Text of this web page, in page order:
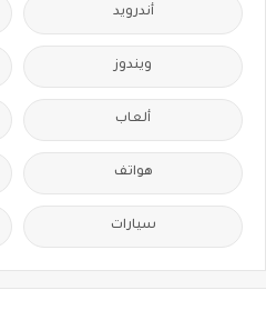
أندرويد
ويندوز
ألعاب
هواتف
سيارات